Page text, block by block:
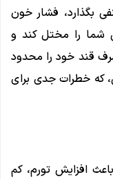
بگذارد، فشار خون
شما را مختل کند و
قند خود را محدود
که خطرات جدی برای
افزایش تورم، کم